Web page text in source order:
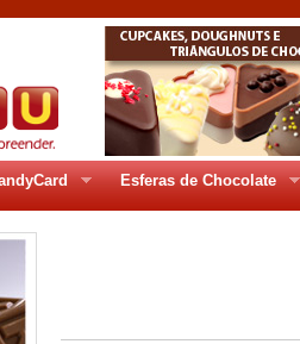
Esferas de Chocolate